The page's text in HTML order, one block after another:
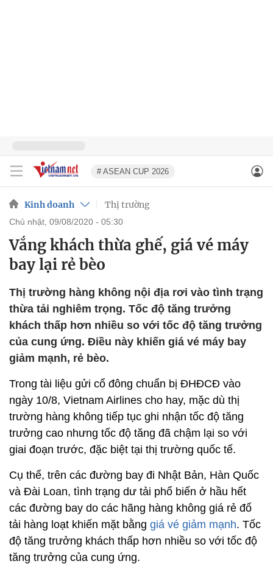
# ASEAN CUP 2026
Kinh doanh Thị trường
chủ nhật, 09/08/2020 - 05:30
Vắng khách thừa ghế, giá vé máy
bay lại rẻ bèo
Thị trường hàng không nội địa rơi vào tình trạng
thừa tải nghiêm trọng. Tốc độ tăng trưởng
khách thấp hơn nhiều so với tốc độ tăng trưởng
của cung ứng. Điều này khiến giá vé máy bay
giảm mạnh, rẻ bèo.
Trong tài liệu gửi cổ đông chuẩn bị ĐHĐCĐ vào
ngày 10/8, Vietnam Airlines cho hay, mặc dù thị
trường hàng không tiếp tục ghi nhận tốc độ tăng
trưởng cao nhưng tốc độ tăng đã chậm lại so với
giai đoạn trước, đặc biệt tại thị trường quốc tế.
Cụ thể, trên các đường bay đi Nhật Bản, Hàn Quốc
và Đài Loan, tình trạng dư tải phổ biến ở hầu hết
các đường bay do các hãng hàng không giá rẻ đổ
tải hàng loạt khiến mặt bằng giá vé giảm mạnh. Tốc
độ tăng trưởng khách thấp hơn nhiều so với tốc độ
tăng trưởng của cung ứng.